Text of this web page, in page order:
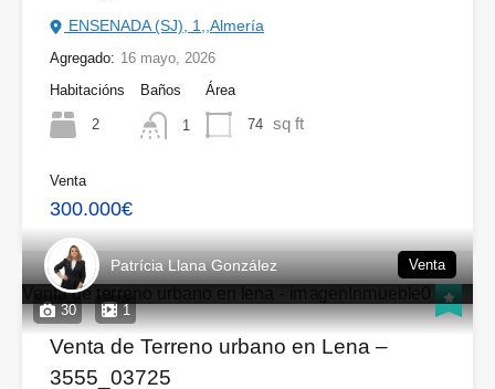
ENSENADA (SJ), 1,,Almería
Agregado: 16 mayo, 2026
Habitacións
2
Baños
1
Área
74 sq ft
Venta
300.000€
30 1
Patrícia Llana González Venta
Venta de Terreno urbano en Lena –
3555_03725